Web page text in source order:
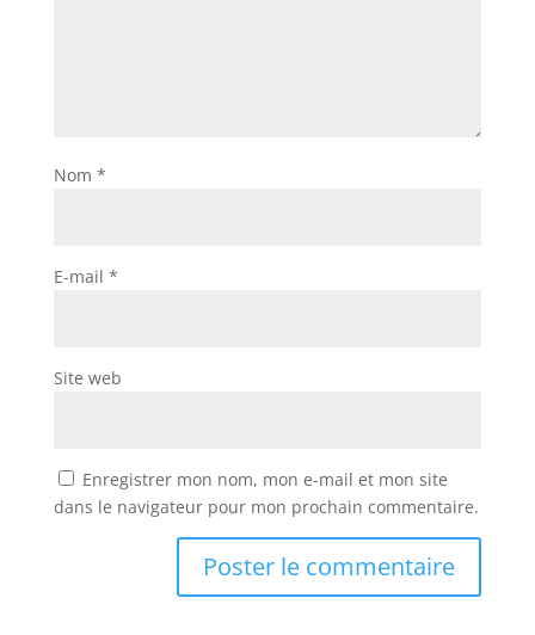
Nom *
E-mail *
Site web
Enregistrer mon nom, mon e-mail et mon site
dans le navigateur pour mon prochain commentaire.